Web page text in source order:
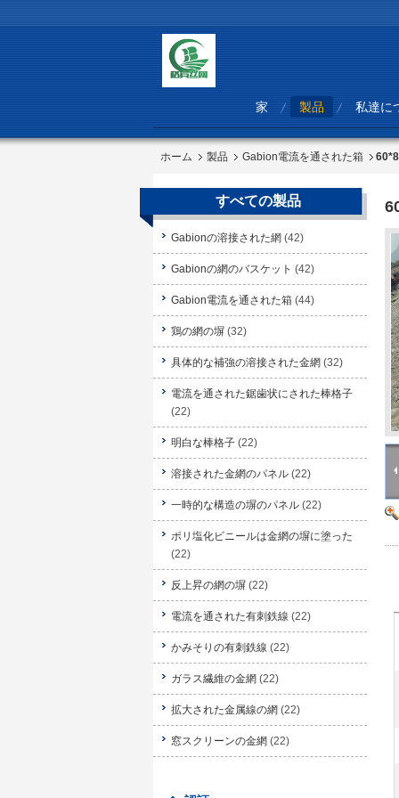
家 製品 私達に
ホーム 製品 Gabion電流を通された箱
すべての製品
Gabionの溶接された網 (42)
Gabionの網のバスケット (42)
Gabion電流を通された箱 (44)
鶏の網の塀 (32)
具体的な補強の溶接された金網 (32)
電流を通された鋸歯状にされた棒格子
(22)
明白な棒格子 (22)
溶接された金網のパネル (22)
一時的な構造の塀のパネル (22)
ポリ塩化ビニールは金網の塀に塗った
(22)
反上昇の網の塀 (22)
電流を通された有刺鉄線 (22)
かみそりの有刺鉄線 (22)
ガラス繊維の金網 (22)
拡大された金属線の網 (22)
窓スクリーンの金網 (22)